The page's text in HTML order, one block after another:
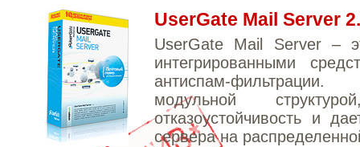
UserGate Mail Server
UserGate Mail Server –
интегрированными
антиспам-
модульной
отказоустойчивость и
сервера на